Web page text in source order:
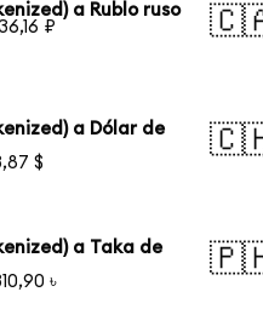
a Rublo ruso
₽
a Dólar de
$
a Taka de
৳